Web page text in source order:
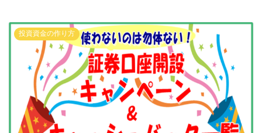
投資資金の作り方